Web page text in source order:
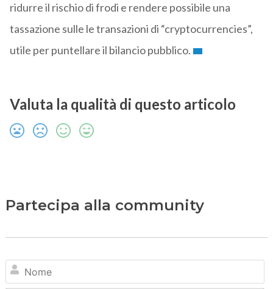
ridurre il rischio di frodi e rendere possibile una
tassazione sulle le transazioni di “cryptocurrencies”,
utile per puntellare il bilancio pubblico.
Valuta la qualità di questo articolo
Partecipa alla community